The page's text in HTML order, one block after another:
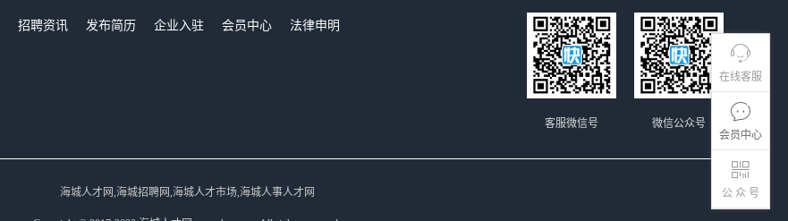
在线客服
会员中心
公 众 号
招聘资讯 发布简历 企业入驻 会员中心
法律申明
微信公众号
客服微信号
海城人才网,海城招聘网,海城人才市场,海城人事人才网